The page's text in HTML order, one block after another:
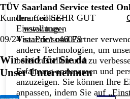
TÜV Saarland Service tested
Kundenurteil SEHR GUT
09/24
www.tuev-
saar.de/sc46079
Wir sind für Sie da
Unser Unternehmen
Ihre Cookie-
Einstellungen
VistaPrint und Partner
andere Technologien, um
bereitzustellen und zu
Erfahrung anzupassen und
anzuzeigen. Sie können Ihre
anpassen, indem Sie auf